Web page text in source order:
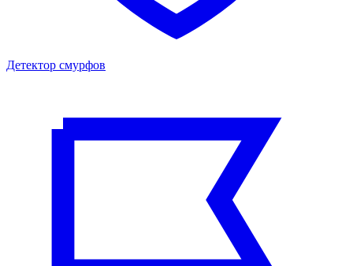
Детектор смурфов